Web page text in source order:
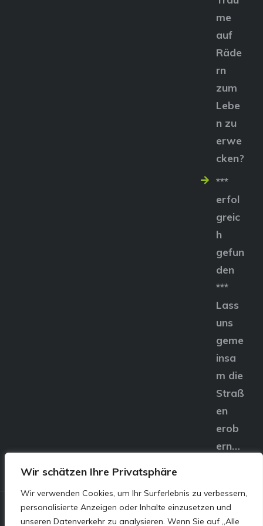
Wir schätzen Ihre Privatsphäre
Wir verwenden Cookies, um Ihr Surferlebnis zu verbessern,
personalisierte Anzeigen oder Inhalte einzusetzen und
unseren Datenverkehr zu analysieren. Wenn Sie auf „Alle
me
auf
Räde
rn
zum
Lebe
n zu
erwe
cken?
***
erfol
greic
h
gefun
den
***
Lass
uns
geme
insa
m die
Straß
en
erob
ern…
© E&S Motors GmbH,